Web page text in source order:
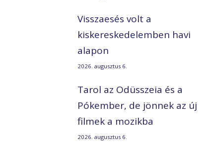
Visszaesés volt a
kiskereskedelemben havi
alapon
2026. augusztus 6.
Tarol az Odüsszeia és a
Pókember, de jönnek az új
filmek a mozikba
2026. augusztus 6.